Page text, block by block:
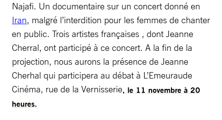
Najafi. Un documentaire sur un concert donné en
Iran, malgré l’interdition pour les femmes de chanter
en public. Trois artistes françaises , dont Jeanne
Cherral, ont participé à ce concert. A la fin de la
projection, nous aurons la présence de Jeanne
Cherhal qui participera au débat à L’Emeuraude
Cinéma, rue de la Vernisserie, le 11 novembre à 20
heures.